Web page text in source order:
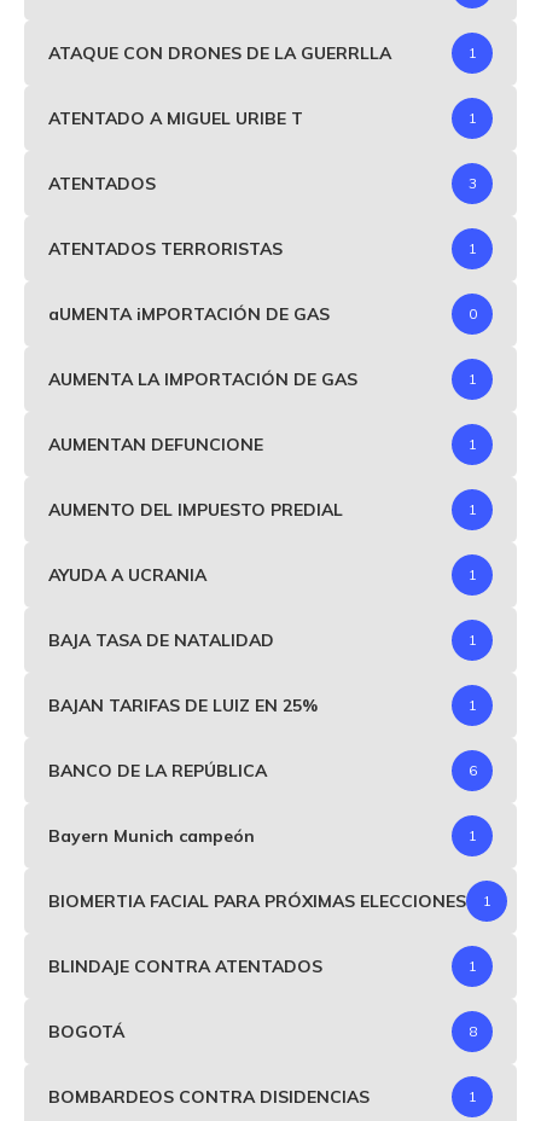
ATAQUE CON DRONES DE LA GUERRLLA 1
ATENTADO A MIGUEL URIBE T 1
ATENTADOS 3
ATENTADOS TERRORISTAS 1
aUMENTA iMPORTACIÓN DE GAS 0
AUMENTA LA IMPORTACIÓN DE GAS 1
AUMENTAN DEFUNCIONE 1
AUMENTO DEL IMPUESTO PREDIAL 1
AYUDA A UCRANIA 1
BAJA TASA DE NATALIDAD 1
BAJAN TARIFAS DE LUIZ EN 25% 1
BANCO DE LA REPÚBLICA 6
Bayern Munich campeón 1
BIOMERTIA FACIAL PARA PRÓXIMAS ELECCIONES 1
BLINDAJE CONTRA ATENTADOS 1
BOGOTÁ 8
BOMBARDEOS CONTRA DISIDENCIAS 1